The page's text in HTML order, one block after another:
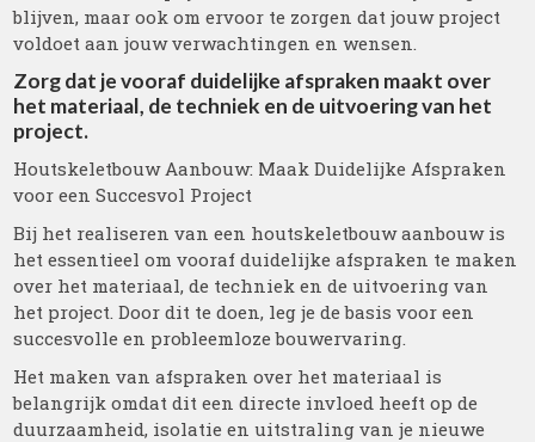
blijven, maar ook om ervoor te zorgen dat jouw project
voldoet aan jouw verwachtingen en wensen.
Zorg dat je vooraf duidelijke afspraken maakt over
het materiaal, de techniek en de uitvoering van het
project.
Houtskeletbouw Aanbouw: Maak Duidelijke Afspraken
voor een Succesvol Project
Bij het realiseren van een houtskeletbouw aanbouw is
het essentieel om vooraf duidelijke afspraken te maken
over het materiaal, de techniek en de uitvoering van
het project. Door dit te doen, leg je de basis voor een
succesvolle en probleemloze bouwervaring.
Het maken van afspraken over het materiaal is
belangrijk omdat dit een directe invloed heeft op de
duurzaamheid, isolatie en uitstraling van je nieuwe